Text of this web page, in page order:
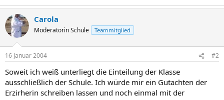
Carola
Moderatorin Schule Teammitglied
16 Januar 2004 #2
Soweit ich weiß unterliegt die Einteilung der Klasse
ausschließlich der Schule. Ich würde mir ein Gutachten der
Erzirherin schreiben lassen und noch einmal mit der